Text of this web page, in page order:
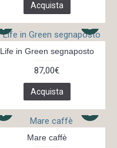
Acquista
Life in Green segnaposto
87,00€
Acquista
Mare caffè